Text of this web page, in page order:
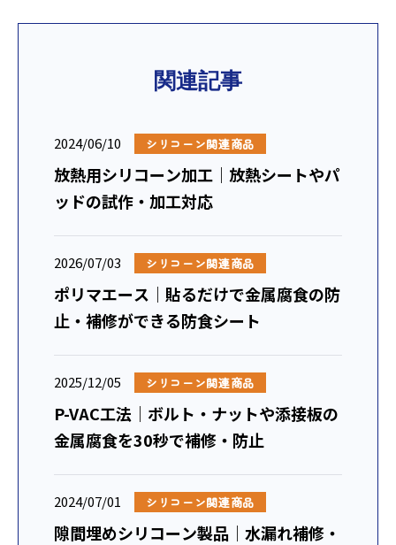
関連記事
2024/06/10 シリコーン関連商品
放熱用シリコーン加工｜放熱シートやパ
ッドの試作・加工対応
2026/07/03 シリコーン関連商品
ポリマエース｜貼るだけで金属腐食の防
止・補修ができる防食シート
2025/12/05 シリコーン関連商品
P-VAC工法｜ボルト・ナットや添接板の
金属腐食を30秒で補修・防止
2024/07/01 シリコーン関連商品
隙間埋めシリコーン製品｜水漏れ補修・